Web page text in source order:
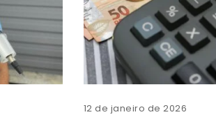
12 de janeiro de 2026